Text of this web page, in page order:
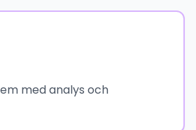
med analys och